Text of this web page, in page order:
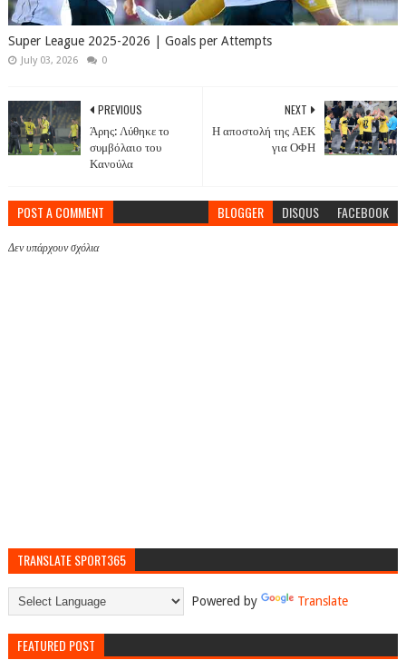
Super League 2025-2026 | Goals per Attempts
July 03, 2026 0
NEXT
Η αποστολή της ΑΕΚ
για ΟΦΗ
PREVIOUS
Άρης: Λύθηκε το
συμβόλαιο του
Κανούλα
POST A COMMENT BLOGGER DISQUS FACEBOOK
Δεν υπάρχουν σχόλια
TRANSLATE SPORT365
Powered by Translate
FEATURED POST